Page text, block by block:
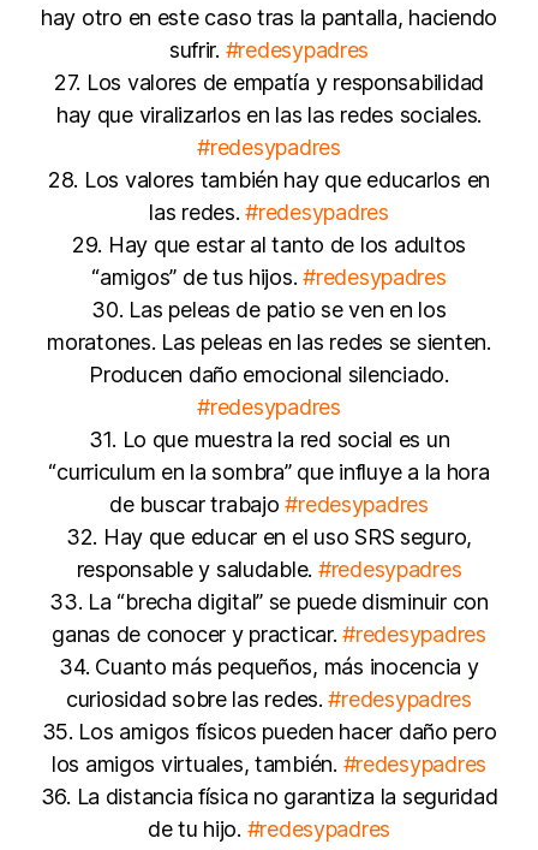
hay otro en este caso tras la pantalla, haciendo
sufrir. #redesypadres
27. Los valores de empatía y responsabilidad
hay que viralizarlos en las las redes sociales.
#redesypadres
28. Los valores también hay que educarlos en
las redes.#redesypadres
29. Hay que estar al tanto de los adultos
“amigos” de tus hijos.#redesypadres
30. Las peleas de patio se ven en los
moratones. Las peleas en las redes se sienten.
Producen daño emocional silenciado.
#redesypadres
31. Lo que muestra la red social es un
“curriculum en la sombra” que influye a la hora
de buscar trabajo#redesypadres
32. Hay que educar en el uso SRS seguro,
responsable y saludable. #redesypadres
33. La “brecha digital” se puede disminuir con
ganas de conocer y practicar.#redesypadres
34. Cuanto más pequeños, más inocencia y
curiosidad sobre las redes.#redesypadres
35. Los amigos físicos pueden hacer daño pero
los amigos virtuales, también. #redesypadres
36. La distancia física no garantiza la seguridad
de tu hijo. #redesypadres